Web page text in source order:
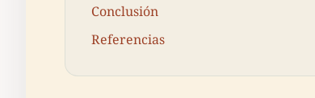
Conclusión
Referencias